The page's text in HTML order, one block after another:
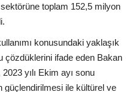
toplam 152,5 milyon
konusundaki yaklaşık
çözdüklerini ifade eden Bakan
yılı Ekim ayı sonu
güçlendirilmesi ile kültürel ve